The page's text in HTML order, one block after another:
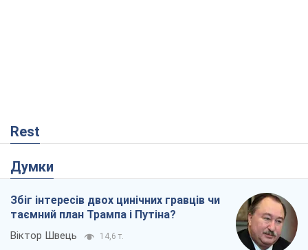
Rest
Думки
Збіг інтересів двох цинічних гравців чи
таємний план Трампа і Путіна?
Віктор Швець 14,6 т.